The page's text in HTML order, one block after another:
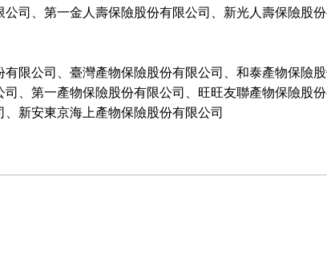
公司、第一金人壽保險股份有限公司、新光人壽保險股
有限公司、臺灣產物保險股份有限公司、和泰產物保險
司、第一產物保險股份有限公司、旺旺友聯產物保險股
、新安東京海上產物保險股份有限公司